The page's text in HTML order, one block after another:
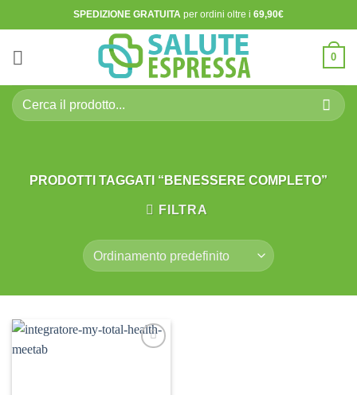
ai
contenuti
SPEDIZIONE GRATUITA per ordini oltre i 69,90€
0
Cerca:
PRODOTTI TAGGATI “BENESSERE COMPLETO”
FILTRA